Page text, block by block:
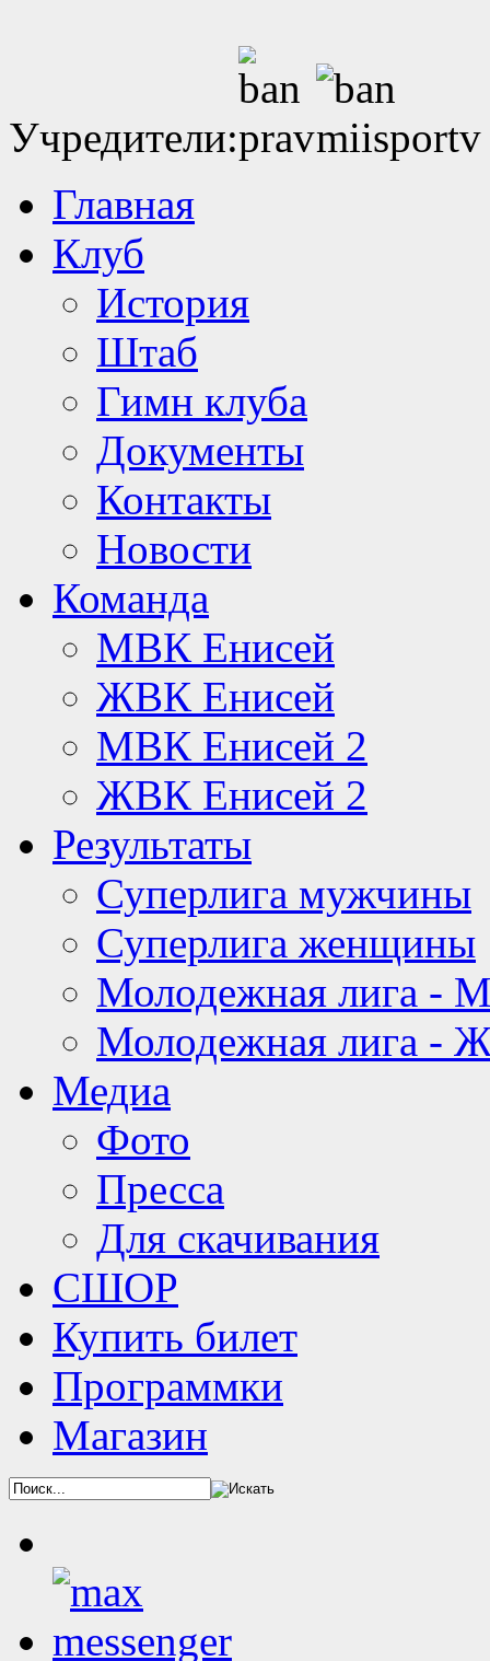
Учредители:
Главная
Клуб
История
Штаб
Гимн клуба
Документы
Контакты
Новости
Команда
МВК Енисей
ЖВК Енисей
МВК Енисей 2
ЖВК Енисей 2
Результаты
Суперлига мужчины
Суперлига женщины
Молодежная лига -
Молодежная лига -
Медиа
Фото
Пресса
Для скачивания
СШОР
Купить билет
Программки
Магазин